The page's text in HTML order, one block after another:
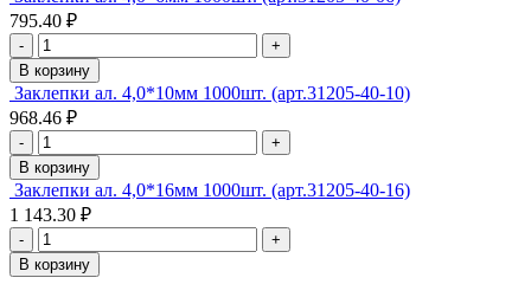
795.40 ₽
-
+
В корзину
Заклепки ал. 4,0*10мм 1000шт. (арт.31205-40-10)
968.46 ₽
-
+
В корзину
Заклепки ал. 4,0*16мм 1000шт. (арт.31205-40-16)
1 143.30 ₽
-
+
В корзину